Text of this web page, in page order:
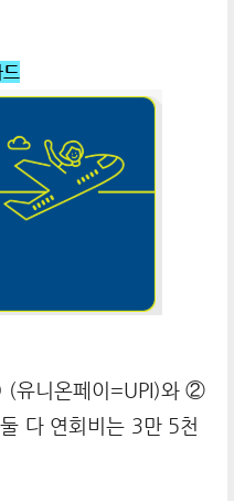
(유니온페이=UPI)와 ②
다 연회비는 3만 5천